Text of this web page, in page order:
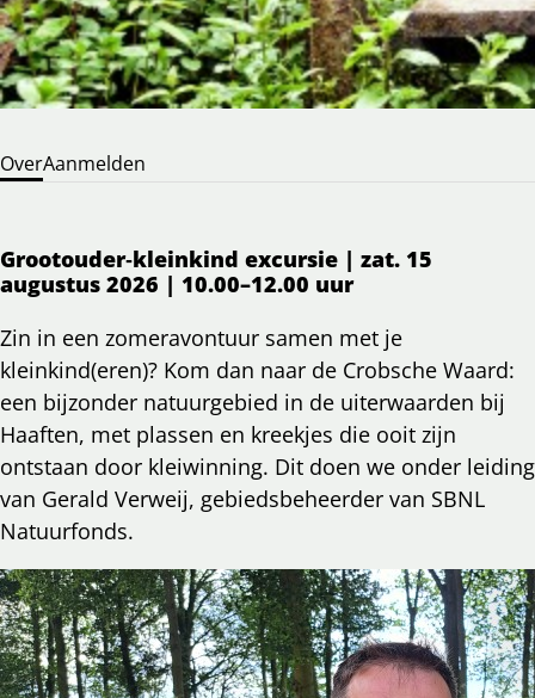
OverAanmelden
Grootouder‑kleinkind excursie | zat. 15
augustus 2026 | 10.00–12.00 uur
Zin in een zomeravontuur samen met je
kleinkind(eren)? Kom dan naar de Crobsche Waard:
een bijzonder natuurgebied in de uiterwaarden bij
Haaften, met plassen en kreekjes die ooit zijn
ontstaan door kleiwinning. Dit doen we onder leiding
van Gerald Verweij, gebiedsbeheerder van SBNL
Natuurfonds.